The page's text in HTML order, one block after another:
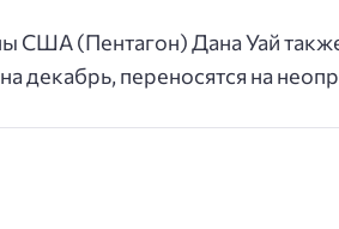
США (Пентагон) Дана Уай
декабрь, переносятся на